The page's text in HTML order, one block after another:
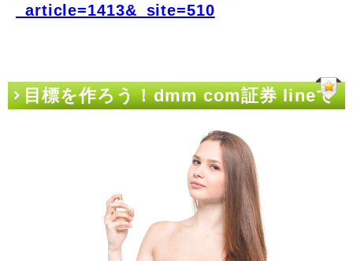
_article=1413&_site=510
目標を作ろう！dmm com証券 lineで